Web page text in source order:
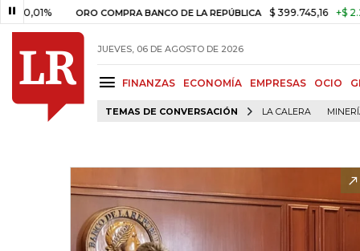
ORO COMPRA BANCO DE LA REPÚBLICA $ 399.745,16 +$ 2.295,71
JUEVES, 06 DE AGOSTO DE 2026
FINANZAS ECONOMÍA EMPRESAS OCIO
TEMAS DE CONVERSACIÓN LA CALERA